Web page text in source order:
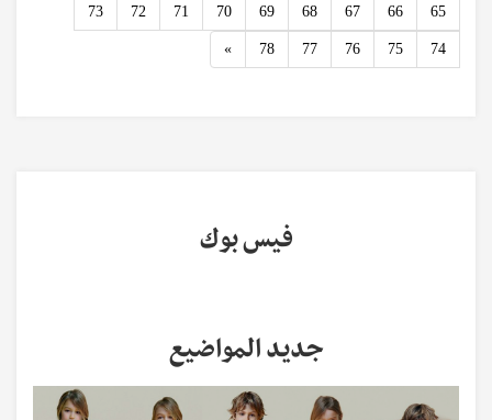
65
66
67
68
69
70
71
72
73
74
75
76
77
78
»
Next
فيس بوك
جديد المواضيع